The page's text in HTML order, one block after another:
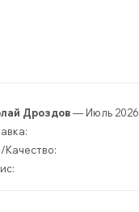
Дроздов— Июль 2026
Качество: